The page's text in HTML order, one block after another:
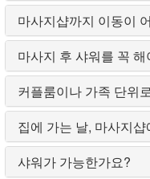
마사지샵까지 이동이
마사지 후 샤워를 꼭
커플룸이나 가족 단위
집에 가는 날, 마사지
샤워가 가능한가요?